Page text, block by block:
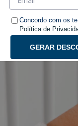
Concordo com os
Política de
GERAR